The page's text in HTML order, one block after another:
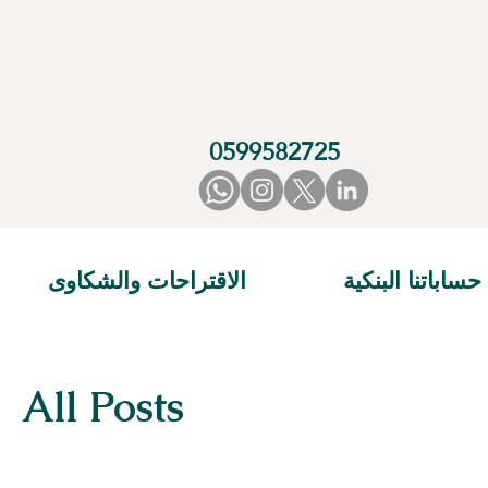
0599582725
حساباتنا البنكية الاقتراحات والشكاوى
All Posts